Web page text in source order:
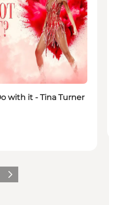
with it - Tina Turner
Weiter